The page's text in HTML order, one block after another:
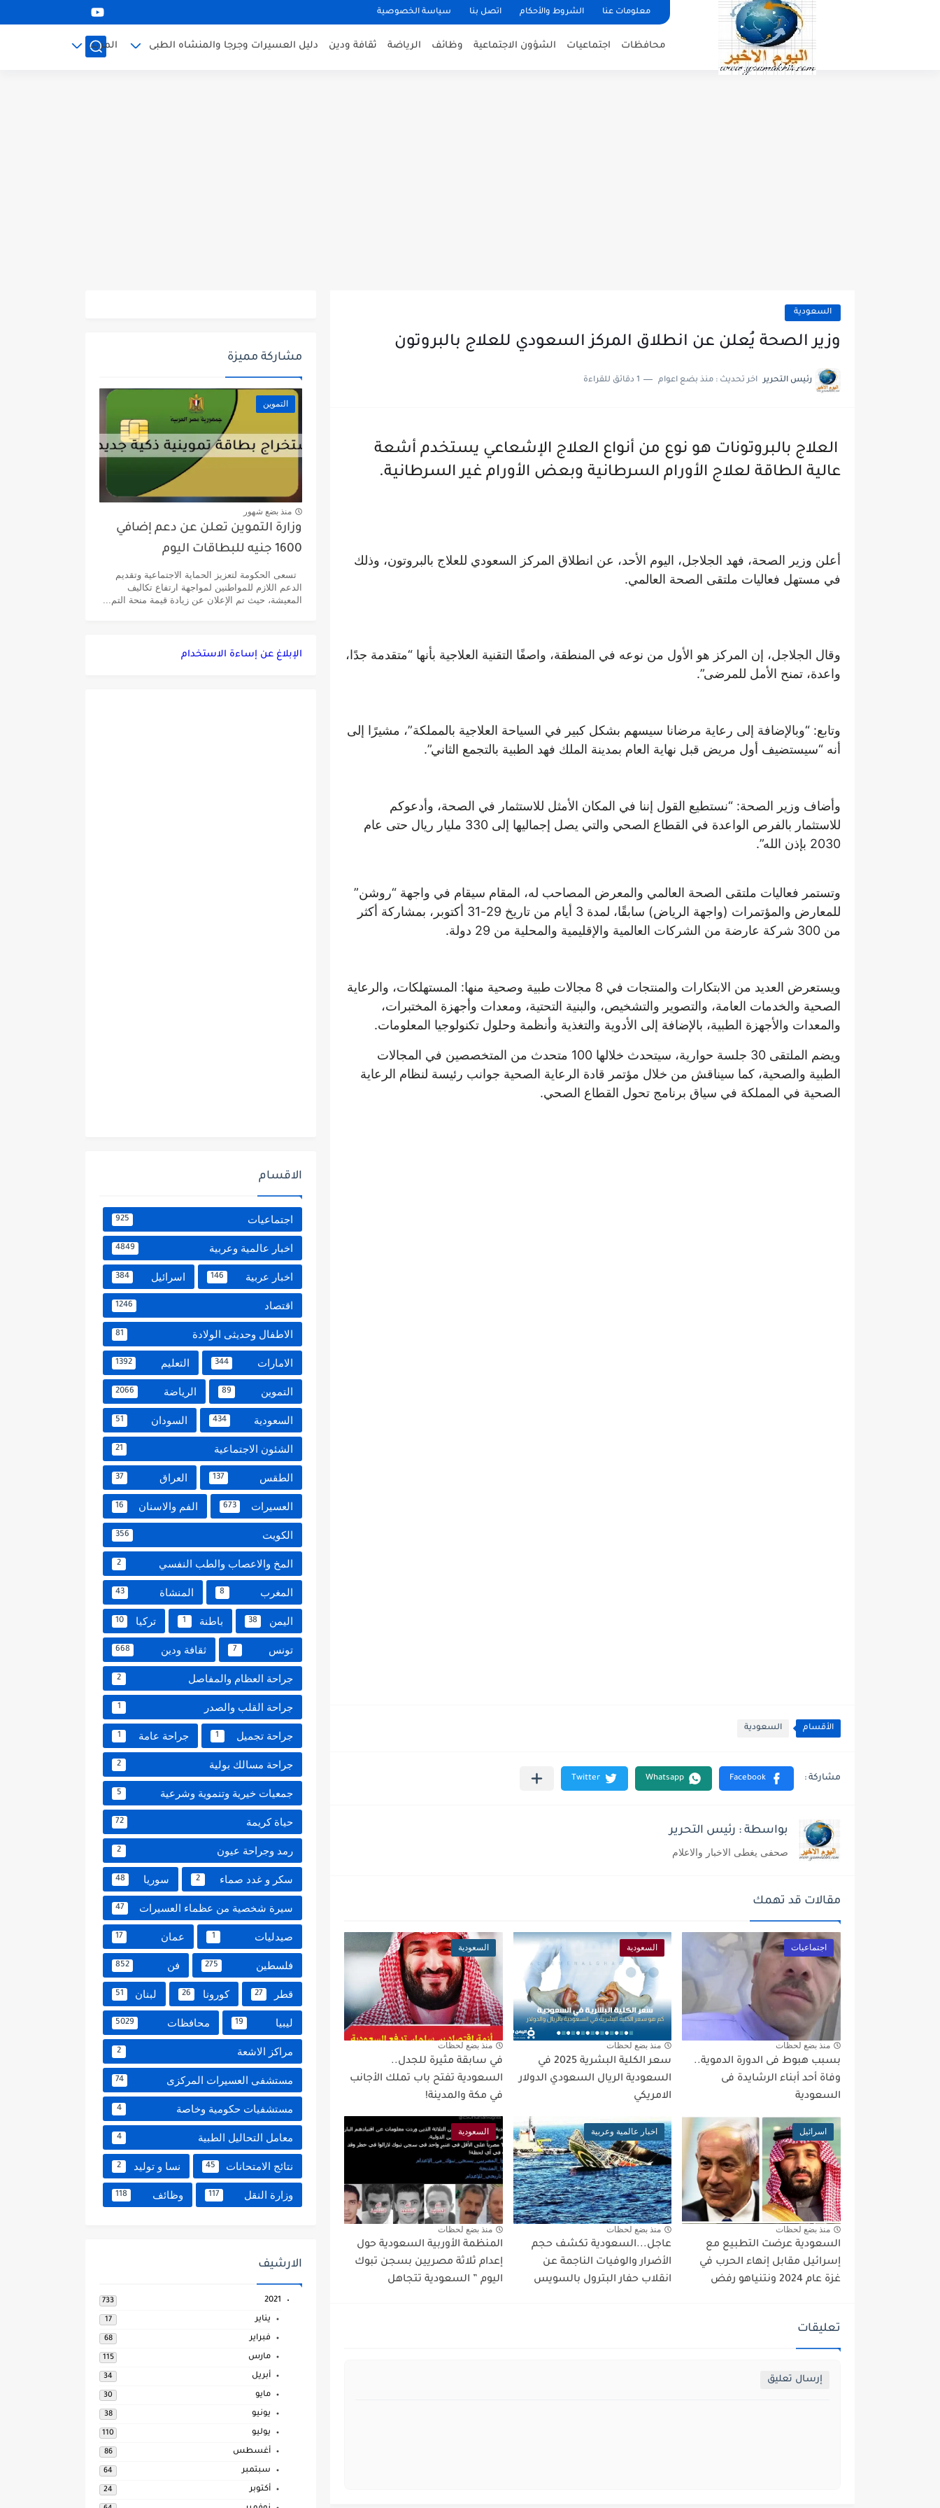
معلومات عنا الشروط والأحكام اتصل بنا سياسة الخصوصية
محافظات اجتماعيات الشؤون الاجتماعية وظائف الرياضة ثقافة ودين دليل العسيرات وجرجا والمنشاه الطبى المزيد
السعودية
وزير الصحة يُعلن عن انطلاق المركز السعودي للعلاج بالبروتون
رئيس التحرير اخر تحديث : منذ بضع اعوام 1 دقائق للقراءة
العلاج بالبروتونات هو نوع من أنواع العلاج الإشعاعي يستخدم أشعة
عالية الطاقة لعلاج الأورام السرطانية وبعض الأورام غير السرطانية.
أعلن وزير الصحة، فهد الجلاجل، اليوم الأحد، عن انطلاق المركز السعودي للعلاج بالبروتون، وذلك
في مستهل فعاليات ملتقى الصحة العالمي.
وقال الجلاجل، إن المركز هو الأول من نوعه في المنطقة، واصفًا التقنية العلاجية بأنها “متقدمة جدًا،
واعدة، تمنح الأمل للمرضى”.
وتابع: “وبالإضافة إلى رعاية مرضانا سيسهم بشكل كبير في السياحة العلاجية بالمملكة”، مشيرًا إلى
أنه “سيستضيف أول مريض قبل نهاية العام بمدينة الملك فهد الطبية بالتجمع الثاني”.
وأضاف وزير الصحة: “نستطيع القول إننا في المكان الأمثل للاستثمار في الصحة، وأدعوكم
للاستثمار بالفرص الواعدة في القطاع الصحي والتي يصل إجماليها إلى 330 مليار ريال حتى عام
2030 بإذن الله”.
وتستمر فعاليات ملتقى الصحة العالمي والمعرض المصاحب له، المقام سيقام في واجهة “روشن”
للمعارض والمؤتمرات (واجهة الرياض) سابقًا، لمدة 3 أيام من تاريخ 29-31 أكتوبر، بمشاركة أكثر
من 300 شركة عارضة من الشركات العالمية والإقليمية والمحلية من 29 دولة.
ويستعرض العديد من الابتكارات والمنتجات في 8 مجالات طبية وصحية منها: المستهلكات، والرعاية
الصحية والخدمات العامة، والتصوير والتشخيص، والبنية التحتية، ومعدات وأجهزة المختبرات،
والمعدات والأجهزة الطبية، بالإضافة إلى الأدوية والتغذية وأنظمة وحلول تكنولوجيا المعلومات.
ويضم الملتقى 30 جلسة حوارية، سيتحدث خلالها 100 متحدث من المتخصصين في المجالات
الطبية والصحية، كما سيناقش من خلال مؤتمر قادة الرعاية الصحية جوانب رئيسة لنظام الرعاية
الصحية في المملكة في سياق برنامج تحول القطاع الصحي.
الأقسام السعودية
بواسطة : رئيس التحرير
صحفى يغطى الاخبار والاعلام
مقالات قد تهمك
اجتماعيات
منذ بضع لحظات
بسبب هبوط فى الدورة الدموية..
وفاة أحد أبناء الرشايدة فى
السعودية
السعودية
منذ بضع لحظات
سعر الكلية البشرية 2025 في
السعودية الريال السعودي الدولار
الامريكي
السعودية
منذ بضع لحظات
في سابقة مثيرة للجدل..
السعودية تفتح باب تملك الأجانب
في مكة والمدينة!
اسرائيل
منذ بضع لحظات
السعودية عرضت التطبيع مع
إسرائيل مقابل إنهاء الحرب في
غزة عام 2024 ونتنياهو رفض
اخبار عالمية وعربية
منذ بضع لحظات
عاجل...السعودية تكشف حجم
الأضرار والوفيات الناجمة عن
انقلاب حفار البترول بالسويس
السعودية
منذ بضع لحظات
المنظمة الأوربية السعودية حول
إعدام ثلاثة مصريين بسجن تبوك
اليوم ” السعودية تتجاهل
تعليقات
إرسال تعليق
مشاركة مميزة
التموين
منذ بضع شهور
وزارة التموين تعلن عن دعم إضافي
1600 جنيه للبطاقات اليوم
تسعى الحكومة لتعزيز الحماية الاجتماعية وتقديم
الدعم اللازم للمواطنين لمواجهة ارتفاع تكاليف
المعيشة، حيث تم الإعلان عن زيادة قيمة منحة التم...
الإبلاغ عن إساءة الاستخدام
الاقسام
اجتماعيات 925
اخبار عالمية وعربية 4849
اخبار عربية 146 اسرائيل 384
اقتصاد 1246
الاطفال وحديثى الولادة 81
الامارات 344 التعليم 1392
التموين 89 الرياضة 2066
السعودية 434 السودان 51
الشئون الاجتماعية 21
الطقس 137 العراق 37
العسيرات 673 الفم والاسنان 16
الكويت 356
المخ والاعصاب والطب النفسي 2
المغرب 8 المنشاة 43
اليمن 38 باطنة 1 تركيا 10
تونس 7 ثقافة ودين 668
جراحة العظام والمفاصل 2
جراحة القلب والصدر 1
جراحة تجميل 1 جراحة عامة 1
جراحة مسالك بولية 2
جمعيات خيرية وتنموية وشرعية 5
حياة كريمة 72
رمد وجراحة عيون 2
سكر و غدد صماء 2 سوريا 48
سيرة شخصية من عظماء العسيرات 47
صيدليات 1 عمان 17
فلسطين 275 فن 852
قطر 27 كورونا 26 لبنان 51
ليبيا 19 محافظات 5029
مراكز الاشعة 2
مستشفى العسيرات المركزى 74
مستشفيات حكومية وخاصة 4
معامل التحاليل الطبية 4
نتائج الامتحانات 45 نسا و توليد 2
وزارة النقل 117 وظائف 118
الارشيف
2021
733
يناير 17
فبراير 68
مارس 115
أبريل 34
مايو 30
يونيو 38
يوليو 110
أغسطس 86
سبتمبر 64
أكتوبر 24